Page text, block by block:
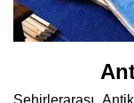
Şehirlerarası